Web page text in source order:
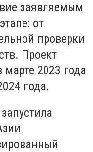
заявляемым
от
проверки
Проект
марте 2023 года
года.
запустила